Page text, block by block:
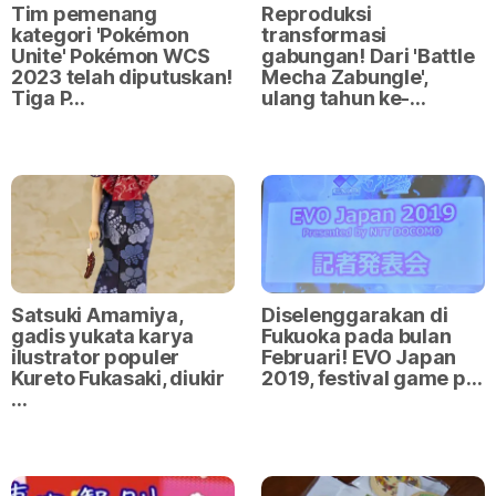
Tim pemenang
kategori 'Pokémon
Unite' Pokémon WCS
2023 telah diputuskan!
Tiga P…
Reproduksi
transformasi
gabungan! Dari 'Battle
Mecha Zabungle',
ulang tahun ke-…
Satsuki Amamiya,
gadis yukata karya
ilustrator populer
Kureto Fukasaki, diukir
…
Diselenggarakan di
Fukuoka pada bulan
Februari! EVO Japan
2019, festival game p…